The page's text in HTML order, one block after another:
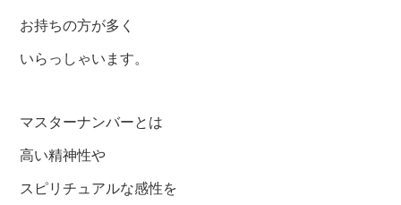
お持ちの方が多く
いらっしゃいます。
マスターナンバーとは
高い精神性や
スピリチュアルな感性を